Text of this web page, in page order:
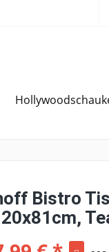
20 Jahre Erfahrung
Bistro